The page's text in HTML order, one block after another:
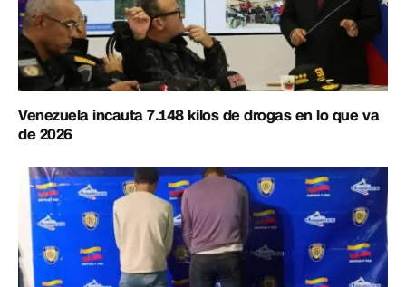
Venezuela incauta 7.148 kilos de drogas en lo que va
de 2026